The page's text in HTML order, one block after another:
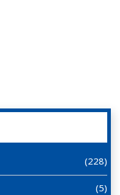
(228)
(5)